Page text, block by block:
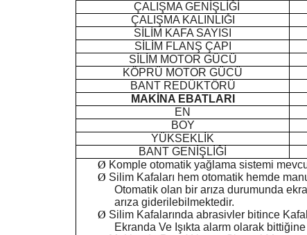
ÇALIŞMA GENİŞLİĞİ
ÇALIŞMA KALINLIĞI
SİLİM KAFA SAYISI
SİLİM FLANŞ ÇAPI
SİLİM MOTOR GÜCÜ
KÖPRÜ MOTOR GÜCÜ
BANT REDÜKTÖRÜ
MAKİNA EBATLARI
EN
BOY
YÜKSEKLİK
BANT GENİŞLİĞİ
Ø Komple otomatik yağlama sistemi
Ø Silim Kafaları hem otomatik hemde
Otomatik olan bir arıza durumunda
arıza giderilebilmektedir.
Ø Silim Kafalarında abrasivler bitince
Ekranda Ve Işıkta alarm olarak bittiğine